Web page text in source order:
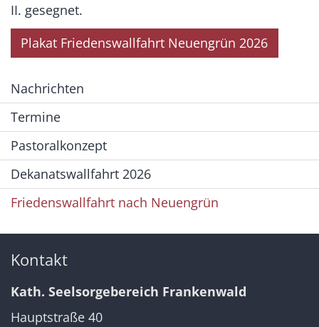
II. gesegnet.
Plakat Friedenswallfahrt Neuengrün 2026
Nachrichten
Termine
Pastoralkonzept
Dekanatswallfahrt 2026
Friedenswallfahrt nach Neuengrün
Kontakt
Kath. Seelsorgebereich Frankenwald
Hauptstraße 40